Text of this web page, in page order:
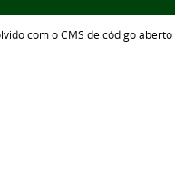
com o CMS de código aberto